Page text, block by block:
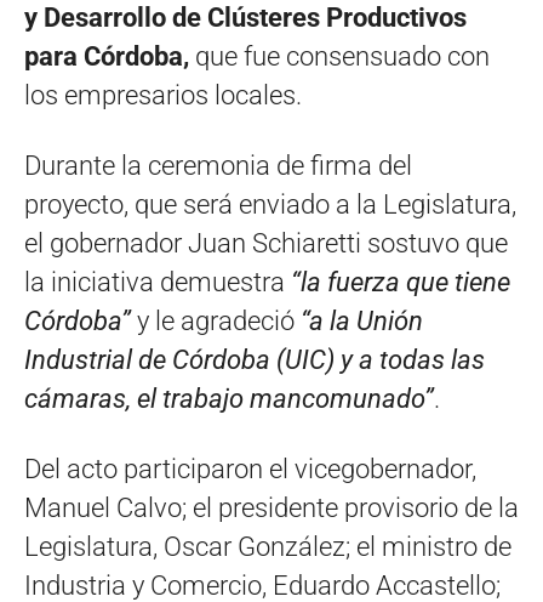
y Desarrollo de Clústeres Productivos
para Córdoba, que fue consensuado con
los empresarios locales.
Durante la ceremonia de firma del
proyecto, que será enviado a la Legislatura,
el gobernador Juan Schiaretti sostuvo que
la iniciativa demuestra “la fuerza que tiene
Córdoba”y le agradeció “a la Unión
Industrial de Córdoba (UIC) y a todas las
cámaras, el trabajo mancomunado”.
Del acto participaron el vicegobernador,
Manuel Calvo; el presidente provisorio de la
Legislatura, Oscar González; el ministro de
Industria y Comercio, Eduardo Accastello;